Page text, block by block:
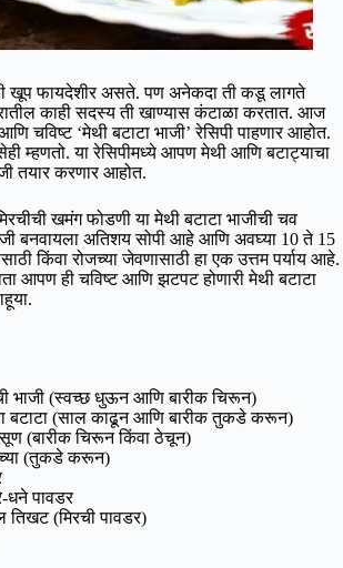
खूप फायदेशीर असते. पण अनेकदा ती कडू लागते
काही सदस्य ती खाण्यास कंटाळा करतात. आज
चविष्ट ‘मेथी बटाटा भाजी’ रेसिपी पाहणार आहोत.
म्हणतो. या रेसिपीमध्ये आपण मेथी आणि बटाट्याचा
तयार करणार आहोत.
खमंग फोडणी या मेथी बटाटा भाजीची चव
बनवायला अतिशय सोपी आहे आणि अवघ्या 10 ते 15
किंवा रोजच्या जेवणासाठी हा एक उत्तम पर्याय आहे.
आपण ही चविष्ट आणि झटपट होणारी मेथी बटाटा
भाजी (स्वच्छ धुऊन आणि बारीक चिरून)
बटाटा (साल काढून आणि बारीक तुकडे करून)
(बारीक चिरून किंवा ठेचून)
(तुकडे करून)
धने पावडर
तिखट (मिरची पावडर)